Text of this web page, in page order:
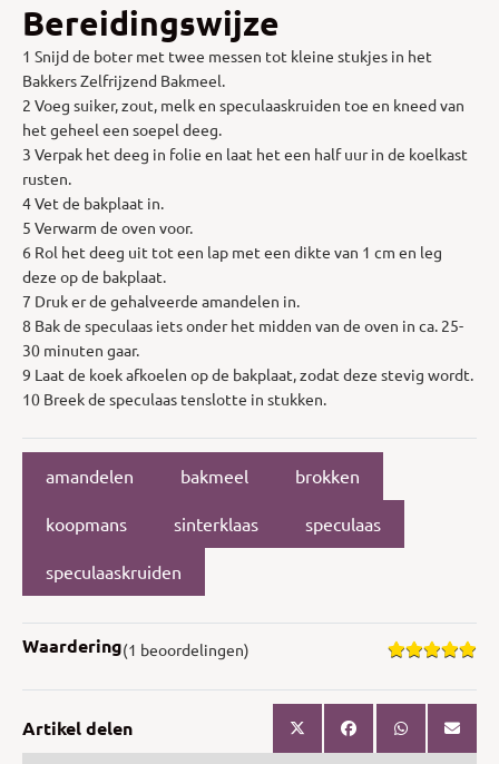
Bereidingswijze
1 Snijd de boter met twee messen tot kleine stukjes in het
Bakkers Zelfrijzend Bakmeel.
2 Voeg suiker, zout, melk en speculaaskruiden toe en kneed van
het geheel een soepel deeg.
3 Verpak het deeg in folie en laat het een half uur in de koelkast
rusten.
4 Vet de bakplaat in.
5 Verwarm de oven voor.
6 Rol het deeg uit tot een lap met een dikte van 1 cm en leg
deze op de bakplaat.
7 Druk er de gehalveerde amandelen in.
8 Bak de speculaas iets onder het midden van de oven in ca. 25-
30 minuten gaar.
9 Laat de koek afkoelen op de bakplaat, zodat deze stevig wordt.
10 Breek de speculaas tenslotte in stukken.
amandelen bakmeel brokken
koopmans sinterklaas speculaas
speculaaskruiden
Waardering(1 beoordelingen)
Artikel delen